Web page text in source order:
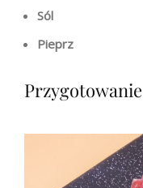
Sól
Pieprz